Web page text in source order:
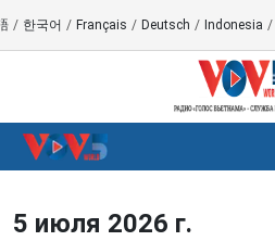
/ 한국어 / Français / Deutsch / Indonesia /
5 июля 2026 г.